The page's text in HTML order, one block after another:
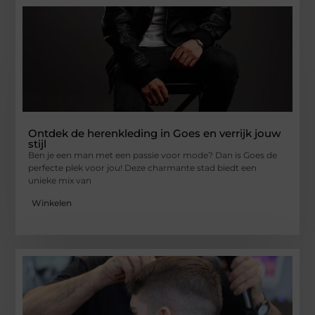
Ontdek de herenkleding in Goes en verrijk jouw
stijl
Ben je een man met een passie voor mode? Dan is Goes de
perfecte plek voor jou! Deze charmante stad biedt een
unieke mix van
Winkelen